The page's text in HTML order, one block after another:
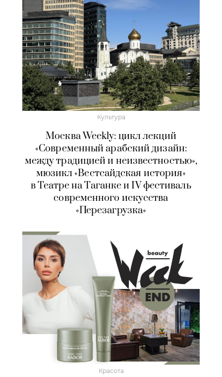
Культура
Москва Weekly: цикл лекций
«Современный арабский дизайн:
между традицией и неизвестностью»,
мюзикл «Вестсайдская история»
в Театре на Таганке и IV фестиваль
современного искусства
«Перезагрузка»
Красота